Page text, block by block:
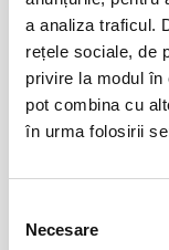
a analiza traficul.
rețele sociale, de
privire la modul
pot combina cu
în urma folosirii
consimțământului
Necesare